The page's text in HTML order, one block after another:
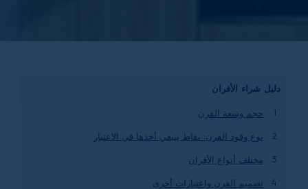
دليل شراء الأفران
حجم وسعة الفرن
نوع وقود الفرن: نقاط ينبغي أخذها في الاعتبار
مختلف أنواع الأفران
تصميم الفرن واعتبارات أخرى